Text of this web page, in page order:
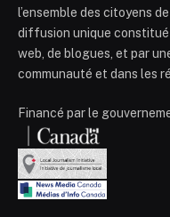
l’ensemble des citoyens
diffusion unique constitué
web, de blogues, et par
communauté et dans les
Financé par le